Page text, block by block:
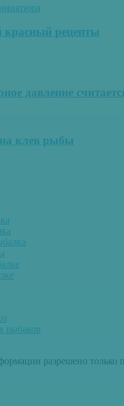
красный рецепты
давление
клев рыбы
рыбаков
разрешено только